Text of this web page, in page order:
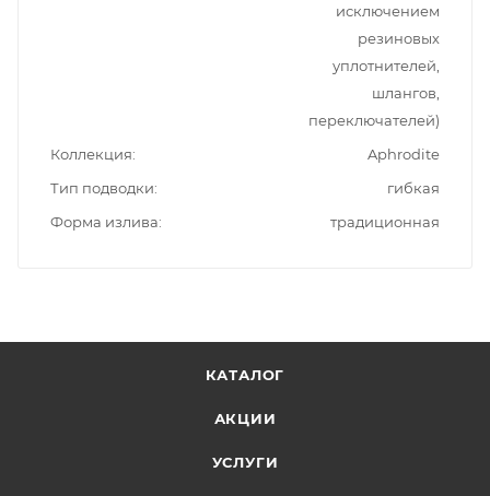
исключением
резиновых
уплотнителей,
шлангов,
переключателей)
Коллекция
Aphrodite
Тип подводки
гибкая
Форма излива
традиционная
КАТАЛОГ
АКЦИИ
УСЛУГИ